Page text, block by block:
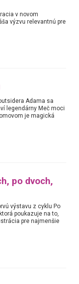
v novom
výzvu relevantnú pre
Adama sa
legendárny Meč moci
je magická
po dvoch,
výstavu z cyklu Po
poukazuje na to,
pre najmenšie